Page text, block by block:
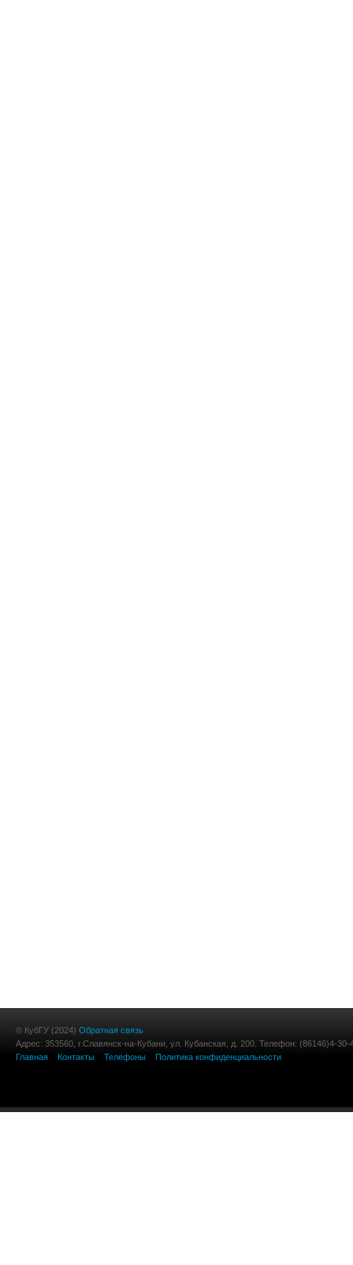
© КубГУ (2024) Обратная связь
Адрес: 353560, г.Славянск-на-Кубани, ул. Кубанская, д. 200. Телефон: (86146)4-30-
Главная
Контакты Телефоны Политика конфиденциальности